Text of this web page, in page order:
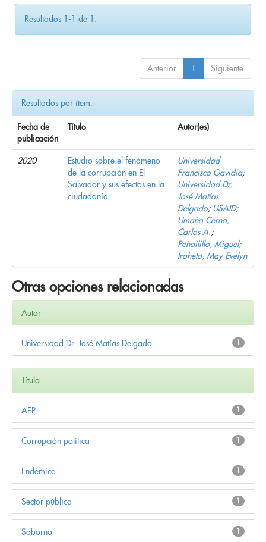
Resultados 1-1 de 1.
Anterior 1 Siguiente
Resultados por ítem:
Fecha de
publicación
Título Autor(es)
2020
Estudio sobre el fenómeno
de la corrupción en El
Salvador y sus efectos en la
ciudadanía
Universidad
Francisco Gavidia;
Universidad Dr.
José Matías
Delgado; USAID;
Umaña Cerna,
Carlos A.;
Peñailillo, Miguel;
Iraheta, May Evelyn
Otras opciones relacionadas
Autor
1
Universidad Dr. José Matías Delgado
Título
1
AFP
1
Corrupción política
1
Endémico
1
Sector público
1
Soborno